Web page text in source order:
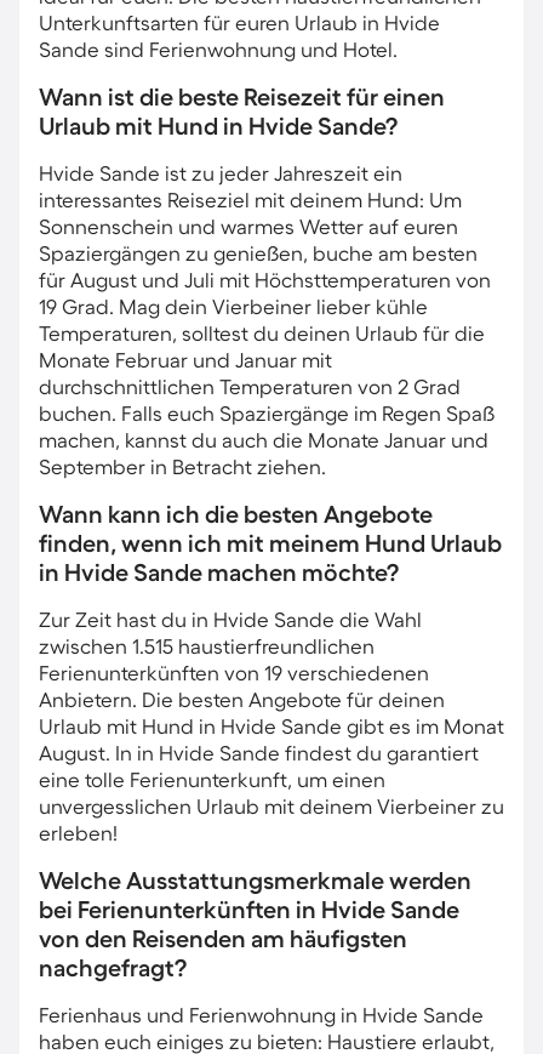
Unterkunftsarten für euren Urlaub in Hvide
Sande sind Ferienwohnung und Hotel.
Wann ist die beste Reisezeit für einen
Urlaub mit Hund in Hvide Sande?
Hvide Sande ist zu jeder Jahreszeit ein
interessantes Reiseziel mit deinem Hund: Um
Sonnenschein und warmes Wetter auf euren
Spaziergängen zu genießen, buche am besten
für August und Juli mit Höchsttemperaturen von
19 Grad. Mag dein Vierbeiner lieber kühle
Temperaturen, solltest du deinen Urlaub für die
Monate Februar und Januar mit
durchschnittlichen Temperaturen von 2 Grad
buchen. Falls euch Spaziergänge im Regen Spaß
machen, kannst du auch die Monate Januar und
September in Betracht ziehen.
Wann kann ich die besten Angebote
finden, wenn ich mit meinem Hund Urlaub
in Hvide Sande machen möchte?
Zur Zeit hast du in Hvide Sande die Wahl
zwischen 1.515 haustierfreundlichen
Ferienunterkünften von 19 verschiedenen
Anbietern. Die besten Angebote für deinen
Urlaub mit Hund in Hvide Sande gibt es im Monat
August. In in Hvide Sande findest du garantiert
eine tolle Ferienunterkunft, um einen
unvergesslichen Urlaub mit deinem Vierbeiner zu
erleben!
Welche Ausstattungsmerkmale werden
bei Ferienunterkünften in Hvide Sande
von den Reisenden am häufigsten
nachgefragt?
Ferienhaus und Ferienwohnung in Hvide Sande
haben euch einiges zu bieten: Haustiere erlaubt,